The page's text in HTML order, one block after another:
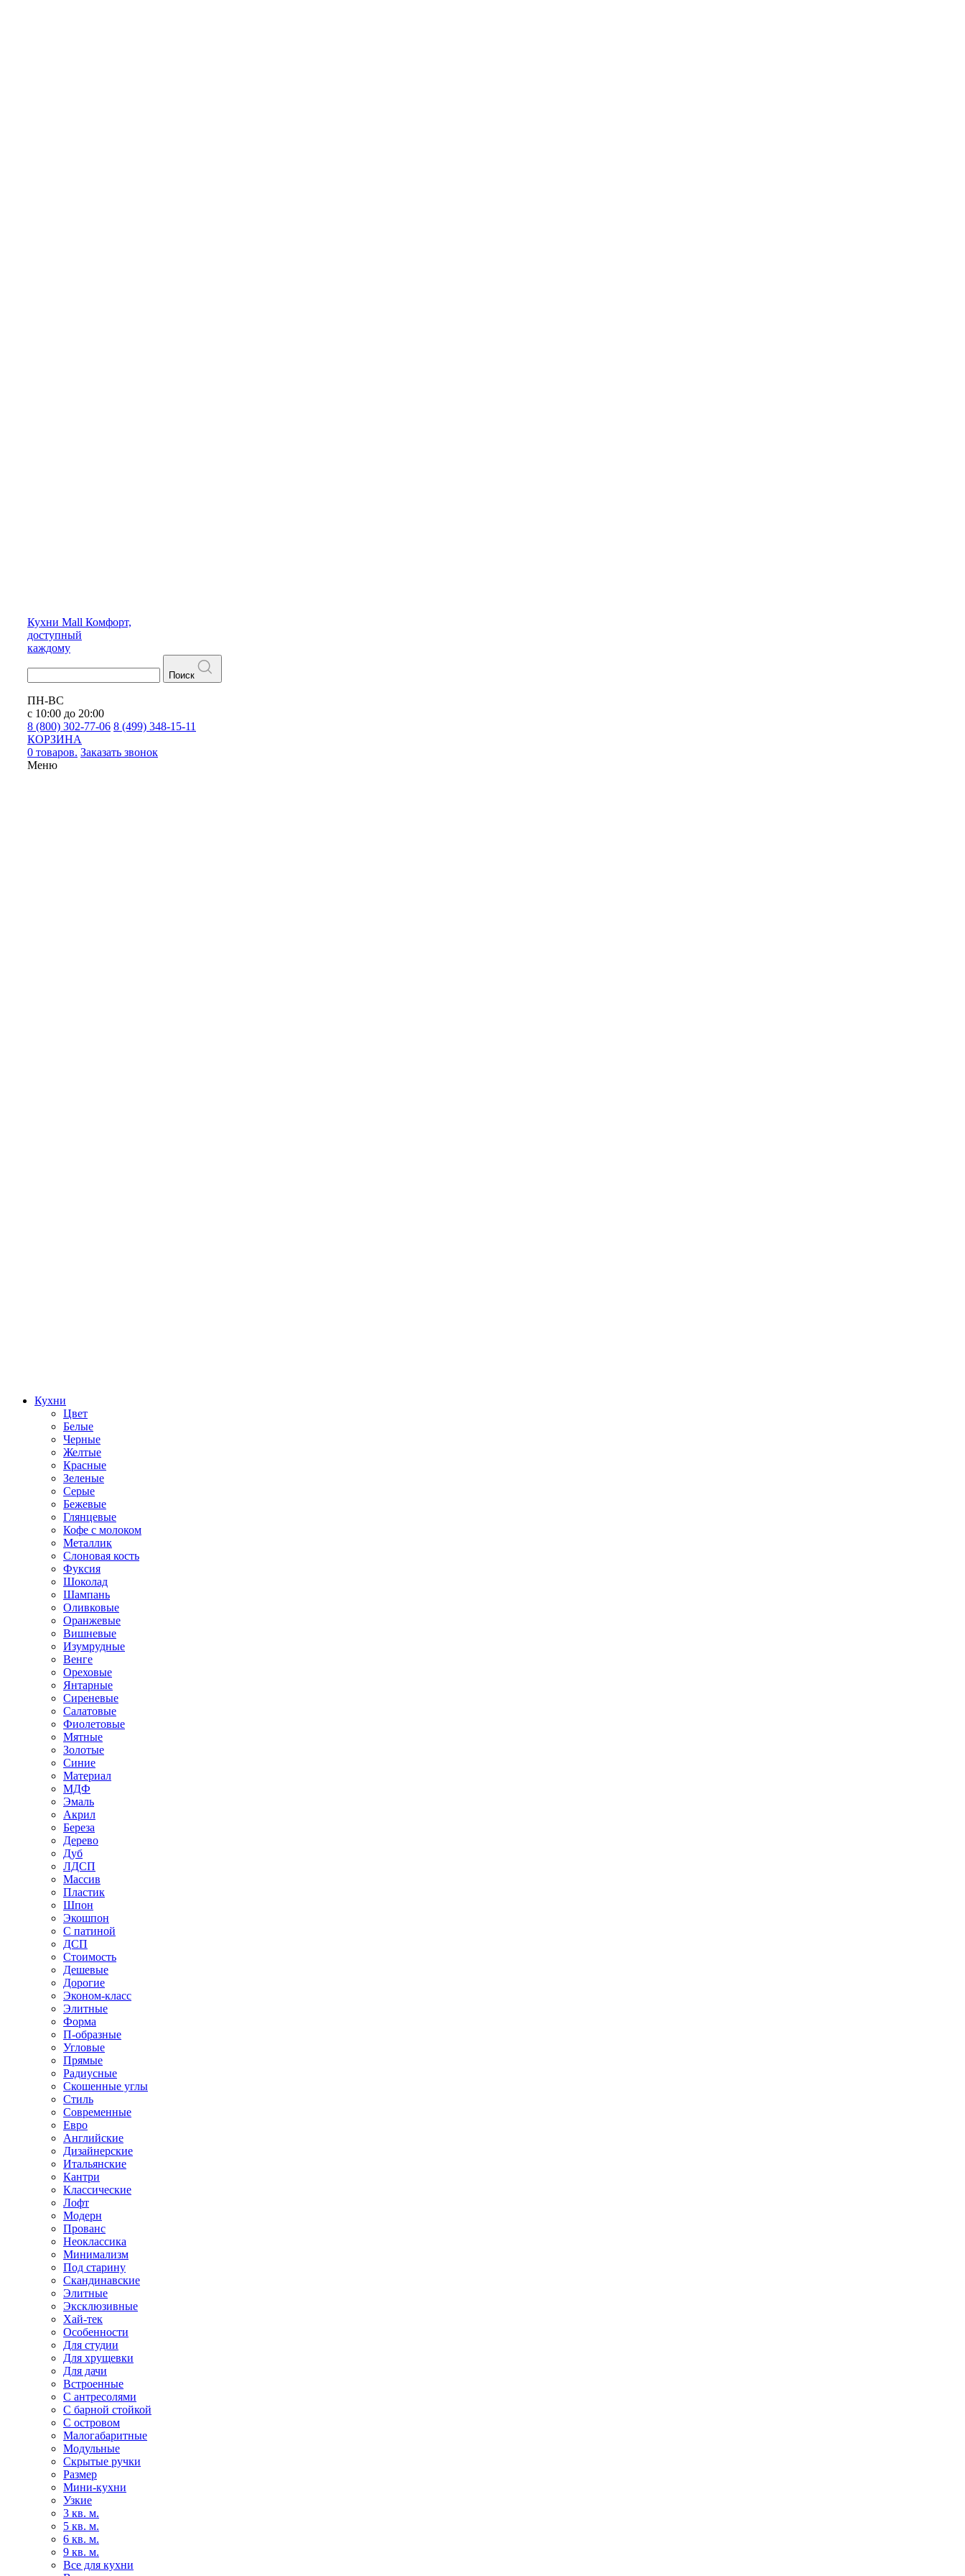
Кухни Mall Комфорт,
доступный
каждому
Поиск
ПН-ВС
с 10:00 до 20:00
8 (800) 302-77-06 8 (499) 348-15-11
КОРЗИНА
0 товаров. Заказать звонок
Меню
Кухни
Цвет
Белые
Черные
Желтые
Красные
Зеленые
Серые
Бежевые
Глянцевые
Кофе с молоком
Металлик
Слоновая кость
Фуксия
Шоколад
Шампань
Оливковые
Оранжевые
Вишневые
Изумрудные
Венге
Ореховые
Янтарные
Сиреневые
Салатовые
Фиолетовые
Мятные
Золотые
Синие
Материал
МДФ
Эмаль
Акрил
Береза
Дерево
Дуб
ЛДСП
Массив
Пластик
Шпон
Экошпон
С патиной
ДСП
Стоимость
Дешевые
Дорогие
Эконом-класс
Элитные
Форма
П-образные
Угловые
Прямые
Радиусные
Скошенные углы
Стиль
Современные
Евро
Английские
Дизайнерские
Итальянские
Кантри
Классические
Лофт
Модерн
Прованс
Неоклассика
Минимализм
Под старину
Скандинавские
Элитные
Эксклюзивные
Хай-тек
Особенности
Для студии
Для хрущевки
Для дачи
Встроенные
С антресолями
С барной стойкой
С островом
Малогабаритные
Модульные
Скрытые ручки
Размер
Мини-кухни
Узкие
3 кв. м.
5 кв. м.
6 кв. м.
9 кв. м.
Все для кухни